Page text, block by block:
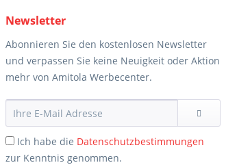
Newsletter
Abonnieren Sie den kostenlosen Newsletter
und verpassen Sie keine Neuigkeit oder Aktion
mehr von Amitola Werbecenter.
Ich habe die Datenschutzbestimmungen
zur Kenntnis genommen.